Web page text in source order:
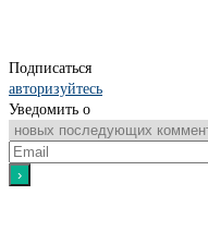
Подписаться
авторизуйтесь
Уведомить о